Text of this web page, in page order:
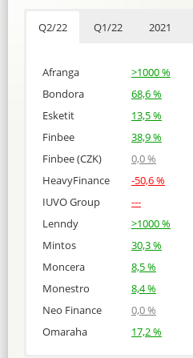
Q2/22 Q1/22 2021
Afranga
>1000 %
Bondora
68,6 %
Esketit
13,5 %
Finbee
38,9 %
Finbee (CZK)
0,0 %
HeavyFinance
-50,6 %
IUVO Group
---
Lenndy
>1000 %
Mintos
30,3 %
Moncera
8,5 %
Monestro
8,4 %
Neo Finance
0,0 %
Omaraha
17,2 %